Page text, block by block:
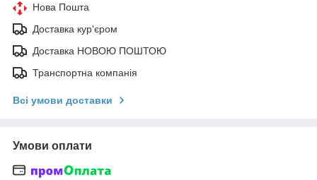
Нова Пошта
Доставка кур'єром
Доставка НОВОЮ ПОШТОЮ
Транспортна компанія
Всі умови доставки
Умови оплати